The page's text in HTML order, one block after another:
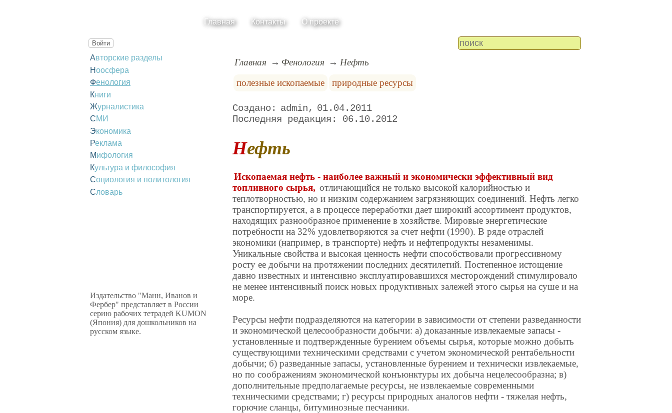
Главная Контакты О проекте
Войти
Авторские разделы
Ноосфера
Фенология
Книги
Журналистика
СМИ
Экономика
Реклама
Мифология
Культура и философия
Социология и политология
Словарь
Издательство "Манн, Иванов и
Фербер" представляет в России
серию рабочих тетрадей KUMON
(Япония) для дошкольников на
русском языке.
Главная Фенология
Нефть
полезные ископаемые
природные ресурсы
admin
01.04.2011
06.10.2012
Нефть
Ископаемая нефть - наиболее важный и экономически эффективный вид
топливного сырья, отличающийся не только высокой калорийностью и
теплотворностью, но и низким содержанием загрязняющих соединений. Нефть легко
транспортируется, а в процессе переработки дает широкий ассортимент продуктов,
находящих разнообразное применение в хозяйстве. Мировые энергетические
потребности на 32% удовлетворяются за счет нефти (1990). В ряде отраслей
экономики (например, в транспорте) нефть и нефтепродукты незаменимы.
Уникальные свойства и высокая ценность нефти способствовали прогрессивному
росту ее добычи на протяжении последних десятилетий. Постепенное истощение
давно известных и интенсивно эксплуатировавшихся месторождений стимулировало
не менее интенсивный поиск новых продуктивных залежей этого сырья на суше и на
море.
Ресурсы нефти подразделяются на категории в зависимости от степени разведанности
и экономической целесообразности добычи: а) доказанные извлекаемые запасы -
установленные и подтвержденные бурением объемы сырья, которые можно добыть
существующими техническими средствами с учетом экономической рентабельности
добычи; б) разведанные запасы, установленные бурением и технически извлекаемые,
но по соображениям экономической конъюнктуры их добыча нецелесообразна; в)
дополнительные предполагаемые ресурсы, не извлекаемые современными
техническими средствами; г) ресурсы природных аналогов нефти - тяжелая нефть,
горючие сланцы, битуминозные песчаники.